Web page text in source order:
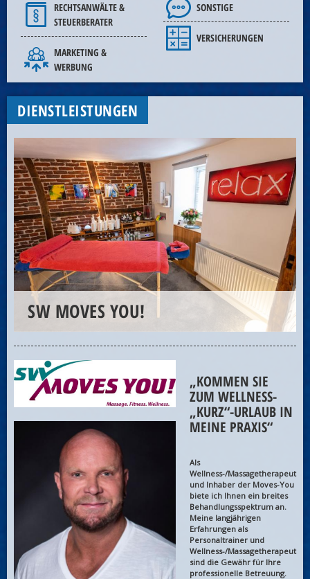
RECHTSANWÄLTE &
STEUERBERATER
MARKETING &
WERBUNG
SONSTIGE
VERSICHERUNGEN
DIENSTLEISTUNGEN
SW MOVES YOU!
„KOMMEN SIE
ZUM WELLNESS-
„KURZ“-URLAUB IN
MEINE PRAXIS“
Als
Wellness-/Massagetherapeut
und Inhaber der Moves-You
biete ich Ihnen ein breites
Behandlungsspektrum an.
Meine langjährigen
Erfahrungen als
Personaltrainer und
Wellness-/Massagetherapeut
sind die Gewähr für Ihre
professionelle Betreuung.